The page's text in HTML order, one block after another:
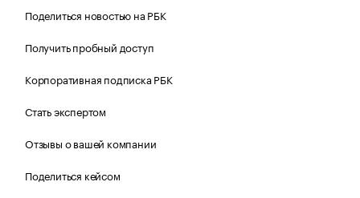
Поделиться новостью на РБК
Получить пробный доступ
Корпоративная подписка РБК
Стать экспертом
Отзывы о вашей компании
Поделиться кейсом